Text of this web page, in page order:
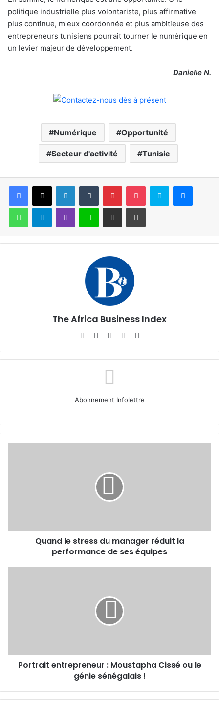
politique industrielle plus volontariste, plus affirmative,
plus continue, mieux coordonnée et plus ambitieuse des
entrepreneurs tunisiens pourrait tourner le numérique en
un levier majeur de développement.
Danielle N.
Numérique Opportunité
Secteur d'activité Tunisie
Facebook
X LinkedinTumblr PinterestPocket Skype
WhatsAppTelegramViber Ligne Partager par email Imprimer
The Africa Business Index
WebsiteFacebook
X Linkedin
Abonnement Infolettre
de
Quand le stress du manager réduit la
performance de ses équipes
sénégalais !
Portrait entrepreneur : Moustapha Cissé ou le
génie sénégalais !